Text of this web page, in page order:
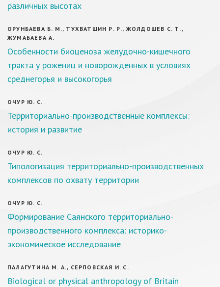
различных высотах
ОРУНБАЕВА Б. М., ТУХВАТШИН Р. Р., ЖОЛДОШЕВ С. Т.,
ЖУМАБАЕВА А.
Особенности биоценоза желудочно-кишечного
тракта у рожениц и новорожденных в условиях
среднегорья и высокогорья
ОЧУР Ю. С.
Территориально-производственные комплексы:
история и развитие
ОЧУР Ю. С.
Типологизация территориально-производственных
комплексов по охвату территории
ОЧУР Ю. С.
Формирование Саянского территориально-
производственного комплекса: историко-
экономическое исследование
ПАЛАГУТИНА М. А., СЕРПОВСКАЯ И. С.
Biological or physical anthropology of Britain